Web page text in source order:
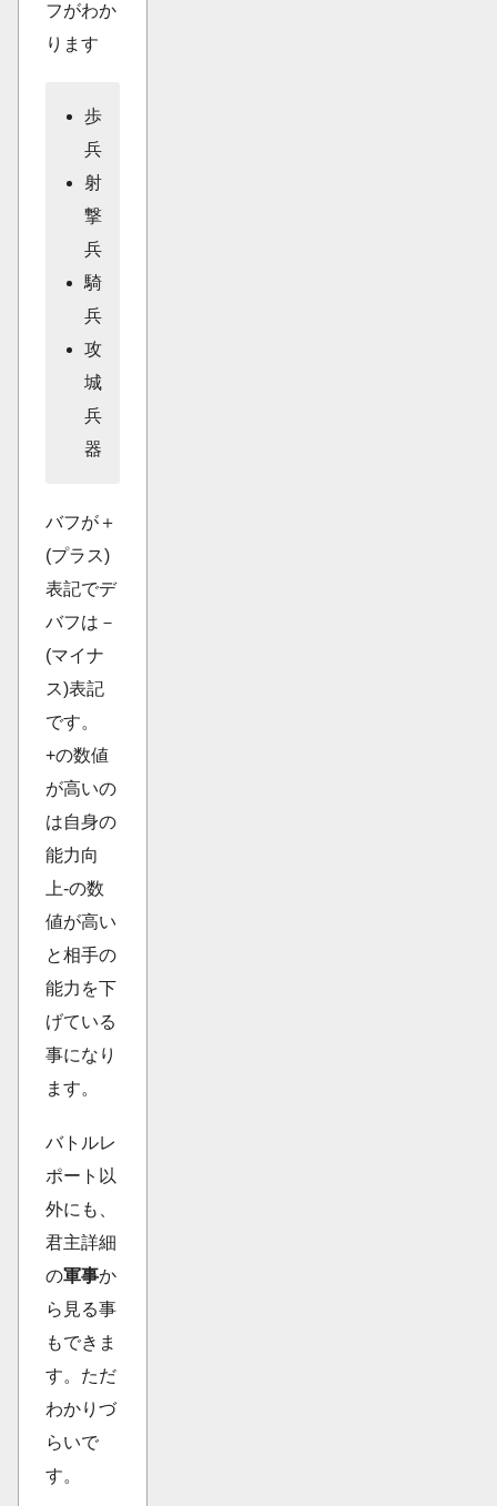
フがわか
ります
歩
兵
射
撃
兵
騎
兵
攻
城
兵
器
バフが＋
(プラス)
表記でデ
バフは－
(マイナ
ス)表記
です。
+の数値
が高いの
は自身の
能力向
上-の数
値が高い
と相手の
能力を下
げている
事になり
ます。
バトルレ
ポート以
外にも、
君主詳細
の軍事か
ら見る事
もできま
す。ただ
わかりづ
らいで
す。